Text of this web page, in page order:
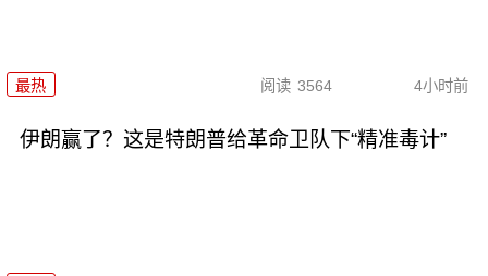
最热 阅读 3564 4小时前
伊朗赢了？这是特朗普给革命卫队下“精准毒计”